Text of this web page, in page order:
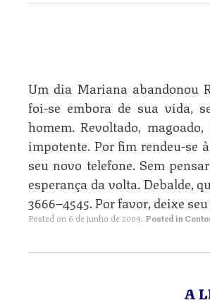
Um dia Mariana abandonou
foi-se embora de sua vida,
homem. Revoltado,
impotente. Por fim rendeu-se
seu novo telefone. Sem
esperança da volta. Debalde,
3666–4545. Por favor, deixe
Posted on 6 de junho de 2009. Posted in
A